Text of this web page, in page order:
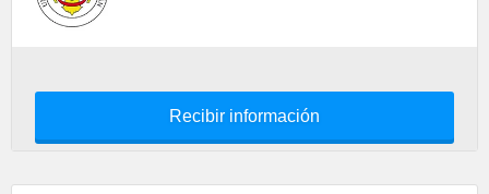
Recibir información